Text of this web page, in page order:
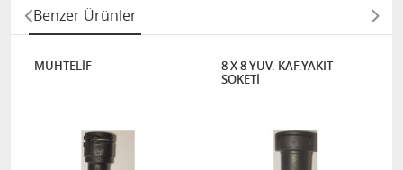
Benzer Ürünler
MUHTELİF
8 X 8 YUV. KAF.YAKIT
SOKETİ